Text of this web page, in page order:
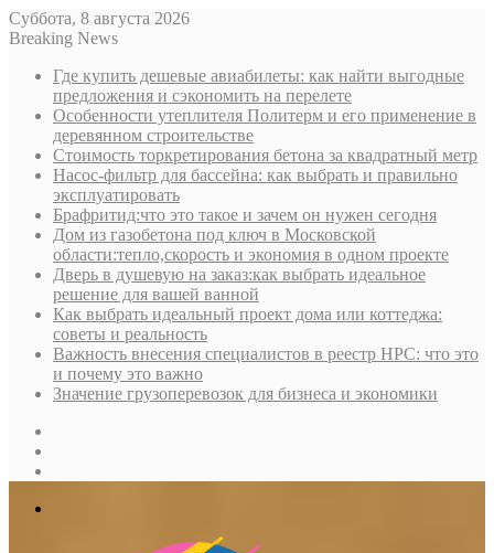
Суббота, 8 августа 2026
Breaking News
Где купить дешевые авиабилеты: как найти выгодные
предложения и сэкономить на перелете
Особенности утеплителя Политерм и его применение в
деревянном строительстве
Стоимость торкретирования бетона за квадратный метр
Насос-фильтр для бассейна: как выбрать и правильно
эксплуатировать
Брафритид:что это такое и зачем он нужен сегодня
Дом из газобетона под ключ в Московской
области:тепло,скорость и экономия в одном проекте
Дверь в душевую на заказ:как выбрать идеальное
решение для вашей ванной
Как выбрать идеальный проект дома или коттеджа:
советы и реальность
Важность внесения специалистов в реестр НРС: что это
и почему это важно
Значение грузоперевозок для бизнеса и экономики